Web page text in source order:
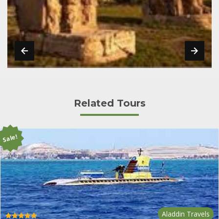
Related Tours
Sale!
Aladdin Travels